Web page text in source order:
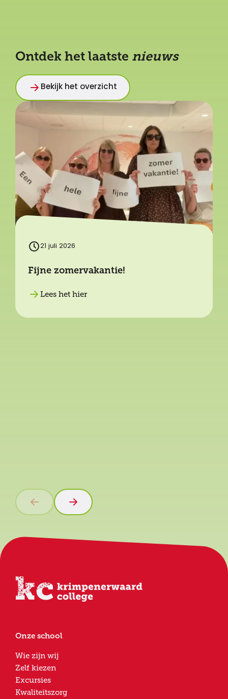
Ontdek het laatste nieuws
Bekijk het overzicht
21 juli 2026
Fijne zomervakantie!
Lees het hier
Onze school
Wie zijn wij
Zelf kiezen
Excursies
Kwaliteitszorg